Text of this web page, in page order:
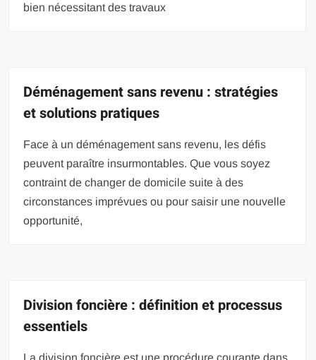
bien nécessitant des travaux
Déménagement sans revenu : stratégies
et solutions pratiques
Face à un déménagement sans revenu, les défis
peuvent paraître insurmontables. Que vous soyez
contraint de changer de domicile suite à des
circonstances imprévues ou pour saisir une nouvelle
opportunité,
Division foncière : définition et processus
essentiels
La division foncière est une procédure courante dans